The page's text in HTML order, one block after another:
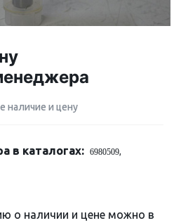
наличие и цену
в каталогах: 6980509,
о наличии и цене можно в